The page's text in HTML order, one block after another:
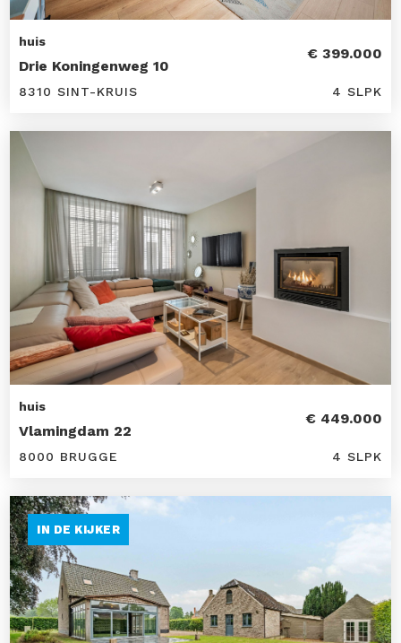
huis
Drie Koningenweg 10
€ 399.000
8310 SINT-KRUIS 4 SLPK
huis
Vlamingdam 22
€ 449.000
8000 BRUGGE 4 SLPK
IN DE KIJKER